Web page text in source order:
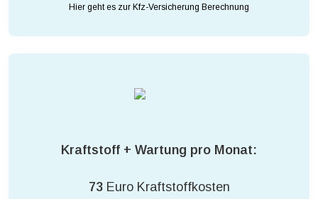
Hier geht es zur Kfz-Versicherung Berechnung
Kraftstoff + Wartung pro Monat:
73 Euro Kraftstoffkosten